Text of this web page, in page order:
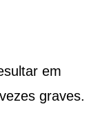
em
graves.